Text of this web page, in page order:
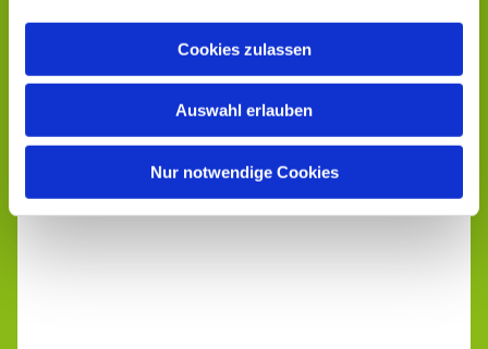
Cookies zulassen
Auswahl erlauben
Nur notwendige Cookies